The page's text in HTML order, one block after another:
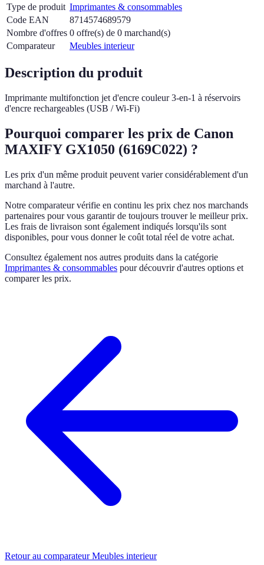
Type de produit Imprimantes & consommables
Code EAN
8714574689579
Nombre d'offres 0 offre(s) de 0 marchand(s)
Comparateur
Meubles interieur
Description du produit
Imprimante multifonction jet d'encre couleur 3-en-1 à réservoirs
d'encre rechargeables (USB / Wi-Fi)
Pourquoi comparer les prix de Canon
MAXIFY GX1050 (6169C022) ?
Les prix d'un même produit peuvent varier considérablement d'un
marchand à l'autre.
Notre comparateur vérifie en continu les prix chez nos marchands
partenaires pour vous garantir de toujours trouver le meilleur prix.
Les frais de livraison sont également indiqués lorsqu'ils sont
disponibles, pour vous donner le coût total réel de votre achat.
Consultez également nos autres produits dans la catégorie
Imprimantes & consommables pour découvrir d'autres options et
comparer les prix.
Retour au comparateur Meubles interieur